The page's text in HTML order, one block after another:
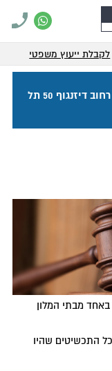
לקבלת ייעוץ משפטי
כתובתנו: מגדל על דיזנגוף סנטר קומה 16, רחוב דיזנגוף 50 תל
מבתי המלון
התכשיטים שהיו